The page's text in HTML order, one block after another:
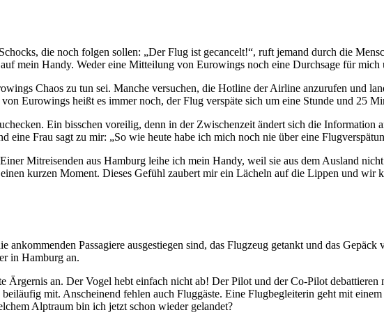
die noch folgen sollen: „Der Flug ist gecancelt!“, ruft jemand durch die
mein Handy. Weder eine Mitteilung von Eurowings noch eine Durchsage für mich
Chaos zu tun sei. Manche versuchen, die Hotline der Airline anzurufen und
Eurowings heißt es immer noch, der Flug verspäte sich um eine Stunde und 25
Ein bisschen voreilig, denn in der Zwischenzeit ändert sich die
Frau sagt zu mir: „So wie heute habe ich mich noch nie über eine
Mitreisenden aus Hamburg leihe ich mein Handy, weil sie aus dem Ausland
kurzen Moment. Dieses Gefühl zaubert mir ein Lächeln auf die Lippen und wir
Passagiere ausgestiegen sind, das Flugzeug getankt und das Gepäck
in Hamburg an.
Ärgernis an. Der Vogel hebt einfach nicht ab! Der Pilot und der Co-Pilot
mit. Anscheinend fehlen auch Fluggäste. Eine Flugbegleiterin geht mit
Alptraum bin ich jetzt schon wieder gelandet?